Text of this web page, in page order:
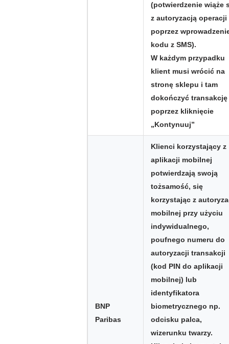
(potwierdzenie wiąże
z autoryzacją operacji
poprzez
kodu z SMS).
W każdym przypadku
klient musi wrócić na
stronę sklepu i tam
dokończyć transakcję
poprzez kliknięcie
„Kontynuuj”
BNP
Paribas
Klienci korzystający z
aplikacji mobilnej
potwierdzają swoją
tożsamość, się
korzystając z
mobilnej przy użyciu
indywidualnego,
poufnego numeru do
autoryzacji transakcji
(kod PIN do aplikacji
mobilnej) lub
identyfikatora
biometrycznego np.
odcisku palca,
wizerunku twarzy.